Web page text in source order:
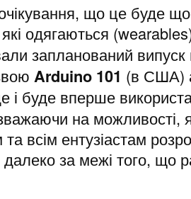
що це буде
одягаються
запланований
Arduino 101 (в США)
буде вперше
на можливості,
та всім ентузіастам
за межі того, що